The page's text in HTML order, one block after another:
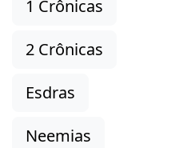
1 Crônicas
2 Crônicas
Esdras
Neemias